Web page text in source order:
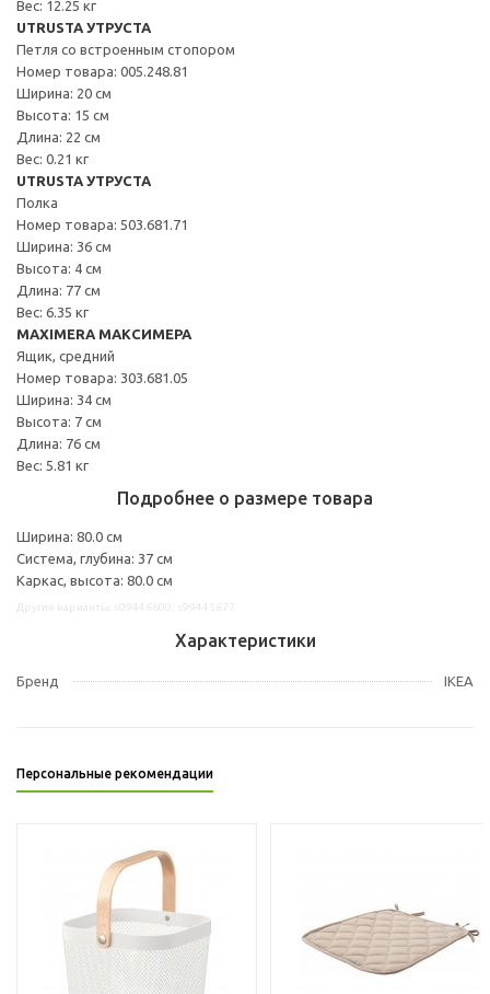
Вес: 12.25 кг
UTRUSTA УТРУСТА
Петля со встроенным стопором
Номер товара: 005.248.81
Ширина: 20 см
Высота: 15 см
Длина: 22 см
Вес: 0.21 кг
UTRUSTA УТРУСТА
Полка
Номер товара: 503.681.71
Ширина: 36 см
Высота: 4 см
Длина: 77 см
Вес: 6.35 кг
MAXIMERA МАКСИМЕРА
Ящик, средний
Номер товара: 303.681.05
Ширина: 34 см
Высота: 7 см
Длина: 76 см
Вес: 5.81 кг
Подробнее о размере товара
Ширина: 80.0 см
Система, глубина: 37 см
Каркас, высота: 80.0 см
Характеристики
Бренд IKEA
Персональные рекомендации